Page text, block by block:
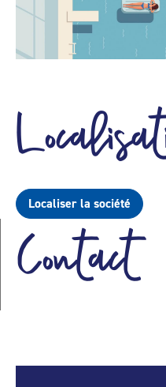
Localiser la société
Contact